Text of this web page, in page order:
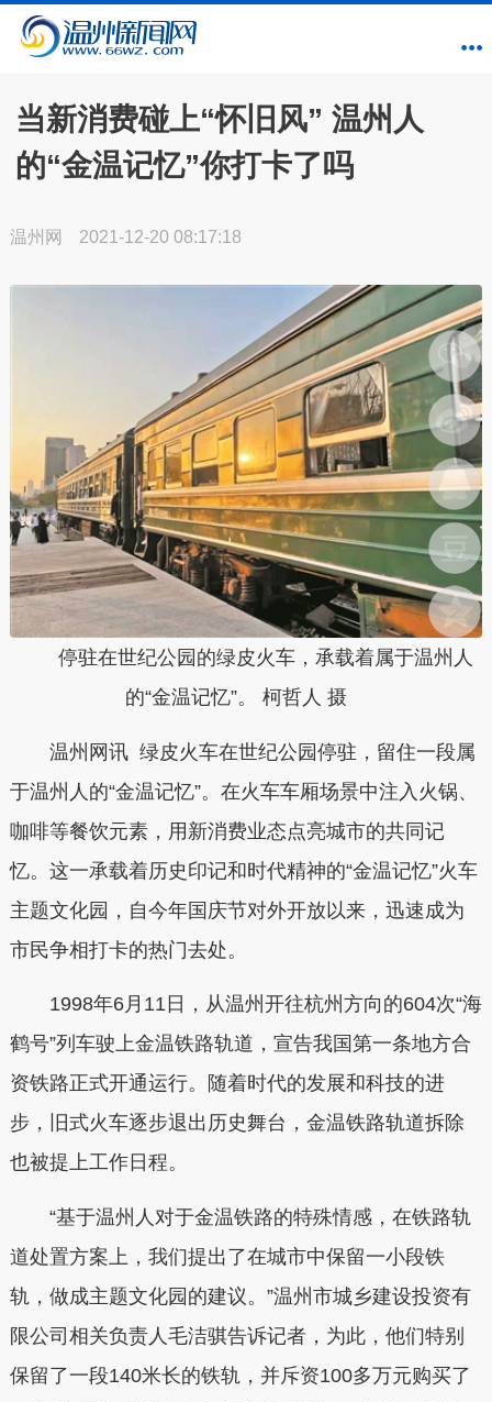
当新消费碰上“怀旧风” 温州人
的“金温记忆”你打卡了吗
温州网 2021-12-20 08:17:18
停驻在世纪公园的绿皮火车，承载着属于温州人
的“金温记忆”。 柯哲人 摄
温州网讯 绿皮火车在世纪公园停驻，留住一段属
于温州人的“金温记忆”。在火车车厢场景中注入火锅、
咖啡等餐饮元素，用新消费业态点亮城市的共同记
忆。这一承载着历史印记和时代精神的“金温记忆”火车
主题文化园，自今年国庆节对外开放以来，迅速成为
市民争相打卡的热门去处。
1998年6月11日，从温州开往杭州方向的604次“海
鹤号”列车驶上金温铁路轨道，宣告我国第一条地方合
资铁路正式开通运行。随着时代的发展和科技的进
步，旧式火车逐步退出历史舞台，金温铁路轨道拆除
也被提上工作日程。
“基于温州人对于金温铁路的特殊情感，在铁路轨
道处置方案上，我们提出了在城市中保留一小段铁
轨，做成主题文化园的建议。”温州市城乡建设投资有
限公司相关负责人毛洁骐告诉记者，为此，他们特别
保留了一段140米长的铁轨，并斥资100多万元购买了